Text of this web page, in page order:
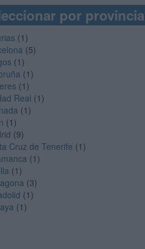
por provincia
(1)
(5)
(1)
(1)
(1)
Real (1)
(1)
(1)
(9)
Cruz de Tenerife (1)
(1)
(1)
(3)
(1)
(1)